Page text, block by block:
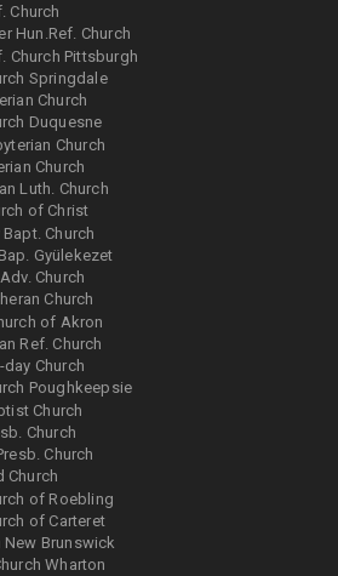
Church
Hun.Ref. Church
Church Pittsburgh
Springdale
Church
Duquesne
Church
Church
Luth. Church
of Christ
Church
Gyülekezet
Church
Church
of Akron
Ref. Church
Church
Poughkeepsie
Church
Church
Church
Church
of Roebling
of Carteret
New Brunswick
Wharton